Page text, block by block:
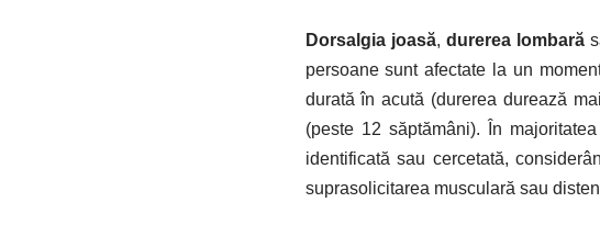
Dorsalgia joasă, durerea lombară
persoane sunt afectate la un
durată în acută (durerea durează
(peste 12 săptămâni). În
identificată sau cercetată,
suprasolicitarea musculară sau